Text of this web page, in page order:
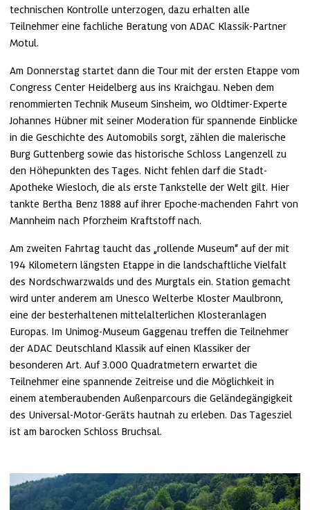
technischen Kontrolle unterzogen, dazu erhalten alle
Teilnehmer eine fachliche Beratung von ADAC Klassik-Partner
Motul.
Am Donnerstag startet dann die Tour mit der ersten Etappe vom
Congress Center Heidelberg aus ins Kraichgau. Neben dem
renommierten Technik Museum Sinsheim, wo Oldtimer-Experte
Johannes Hübner mit seiner Moderation für spannende Einblicke
in die Geschichte des Automobils sorgt, zählen die malerische
Burg Guttenberg sowie das historische Schloss Langenzell zu
den Höhepunkten des Tages. Nicht fehlen darf die Stadt-
Apotheke Wiesloch, die als erste Tankstelle der Welt gilt. Hier
tankte Bertha Benz 1888 auf ihrer Epoche-machenden Fahrt von
Mannheim nach Pforzheim Kraftstoff nach.
Am zweiten Fahrtag taucht das „rollende Museum“ auf der mit
194 Kilometern längsten Etappe in die landschaftliche Vielfalt
des Nordschwarzwalds und des Murgtals ein. Station gemacht
wird unter anderem am Unesco Welterbe Kloster Maulbronn,
eine der besterhaltenen mittelalterlichen Klosteranlagen
Europas. Im Unimog-Museum Gaggenau treffen die Teilnehmer
der ADAC Deutschland Klassik auf einen Klassiker der
besonderen Art. Auf 3.000 Quadratmetern erwartet die
Teilnehmer eine spannende Zeitreise und die Möglichkeit in
einem atemberaubenden Außenparcours die Geländegängigkeit
des Universal-Motor-Geräts hautnah zu erleben. Das Tagesziel
ist am barocken Schloss Bruchsal.